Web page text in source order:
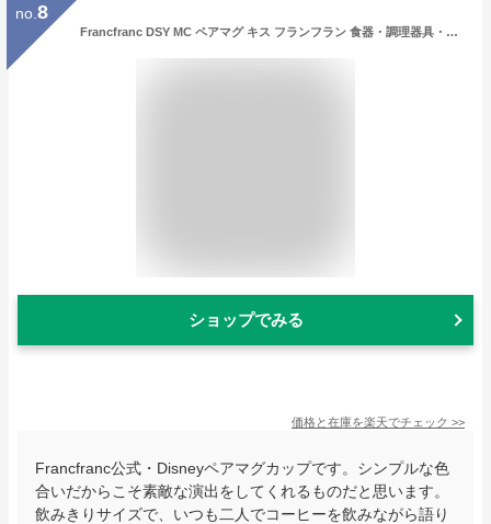
no. 8
Francfranc DSY MC ペアマグ キス フランフラン 食器・調理器具・キッチン用品 グラス・マグカップ・タンブラー
ショップでみる
価格と在庫を楽天でチェック >>
Francfranc公式・Disneyペアマグカップです。シンプルな色
合いだからこそ素敵な演出をしてくれるものだと思います。
飲みきりサイズで、いつも二人でコーヒーを飲みながら語り